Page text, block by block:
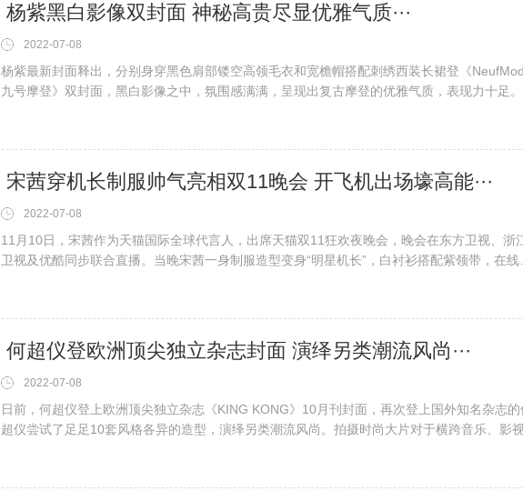
​ 杨紫黑白影像双封面 神秘高贵尽显优雅气质···
2022-07-08
杨紫最新封面释出，分别身穿黑色肩部镂空高领毛衣和宽檐帽搭配刺绣西装长裙登《
九号摩登》双封面，黑白影像之中，氛围感满满，呈现出复古摩登的优雅气质，表现力十足。
​ 宋茜穿机长制服帅气亮相双11晚会 开飞机出场壕高能···
2022-07-08
11月10日，宋茜作为天猫国际全球代言人，出席天猫双11狂欢夜晚会，晚会在东方卫视、浙
卫视及优酷同步联合直播。当晚宋茜一身制服造型变身“明星机长”，白衬衫搭配紫领带，在线
​ 何超仪登欧洲顶尖独立杂志封面 演绎另类潮流风尚···
2022-07-08
日前，何超仪登上欧洲顶尖独立杂志《KING KONG》10月刊封面，再次登上国外知名杂志的
超仪尝试了足足10套风格各异的造型，演绎另类潮流风尚。拍摄时尚大片对于横跨音乐、影视